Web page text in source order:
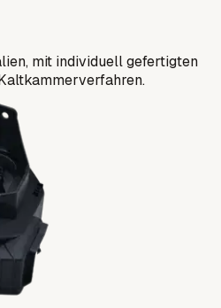
mit individuell gefertigten